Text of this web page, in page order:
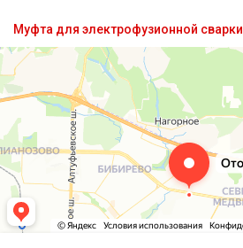
Муфта для электрофузионной сварки